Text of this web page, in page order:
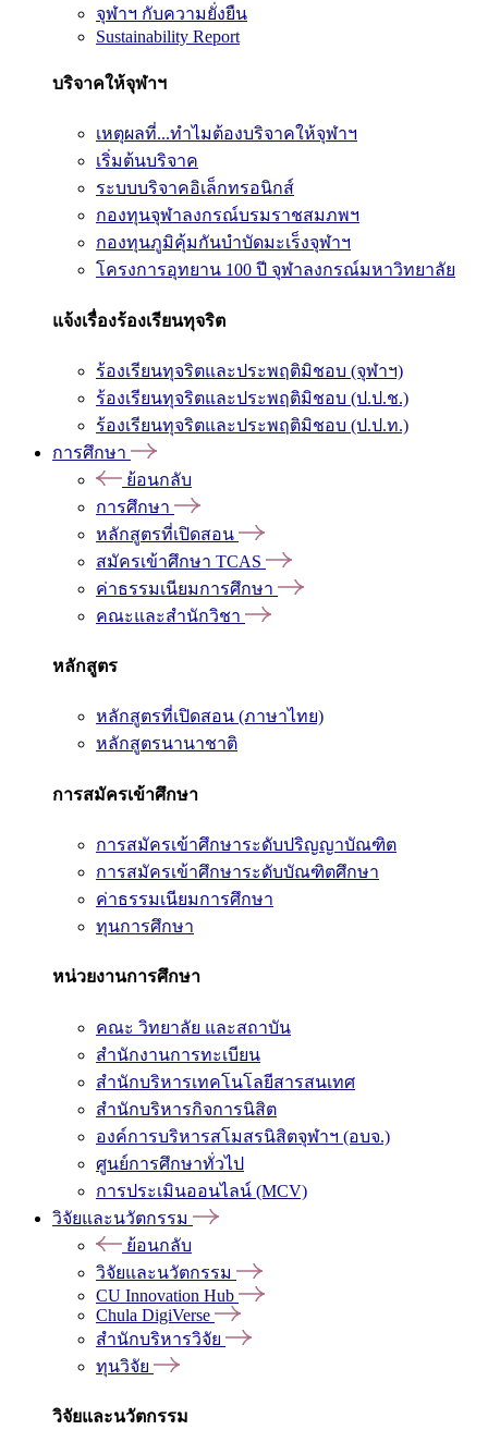
จุฬาฯ กับความยั่งยืน
Sustainability Report
บริจาคให้จุฬาฯ
เหตุผลที่...ทำไมต้องบริจาคให้จุฬาฯ
เริ่มต้นบริจาค
ระบบบริจาคอิเล็กทรอนิกส์
กองทุนจุฬาลงกรณ์บรมราชสมภพฯ
กองทุนภูมิคุ้มกันบำบัดมะเร็งจุฬาฯ
โครงการอุทยาน 100 ปี จุฬาลงกรณ์มหาวิทยาลัย
แจ้งเรื่องร้องเรียนทุจริต
ร้องเรียนทุจริตและประพฤติมิชอบ (จุฬาฯ)
ร้องเรียนทุจริตและประพฤติมิชอบ (ป.ป.ช.)
ร้องเรียนทุจริตและประพฤติมิชอบ (ป.ป.ท.)
การศึกษา
ย้อนกลับ
การศึกษา
หลักสูตรที่เปิดสอน
สมัครเข้าศึกษา TCAS
ค่าธรรมเนียมการศึกษา
คณะและสำนักวิชา
หลักสูตร
หลักสูตรที่เปิดสอน (ภาษาไทย)
หลักสูตรนานาชาติ
การสมัครเข้าศึกษา
การสมัครเข้าศึกษาระดับปริญญาบัณฑิต
การสมัครเข้าศึกษาระดับบัณฑิตศึกษา
ค่าธรรมเนียมการศึกษา
ทุนการศึกษา
หน่วยงานการศึกษา
คณะ วิทยาลัย และสถาบัน
สำนักงานการทะเบียน
สำนักบริหารเทคโนโลยีสารสนเทศ
สำนักบริหารกิจการนิสิต
องค์การบริหารสโมสรนิสิตจุฬาฯ (อบจ.)
ศูนย์การศึกษาทั่วไป
การประเมินออนไลน์ (MCV)
วิจัยและนวัตกรรม
ย้อนกลับ
วิจัยและนวัตกรรม
CU Innovation Hub
Chula DigiVerse
สำนักบริหารวิจัย
ทุนวิจัย
วิจัยและนวัตกรรม